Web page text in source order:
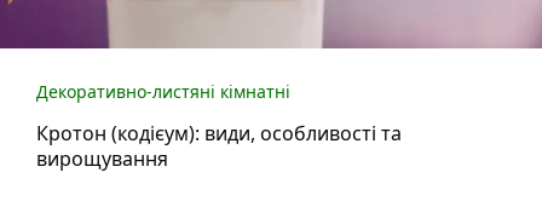
Декоративно-листяні кімнатні
Кротон (кодієум): види, особливості та
вирощування